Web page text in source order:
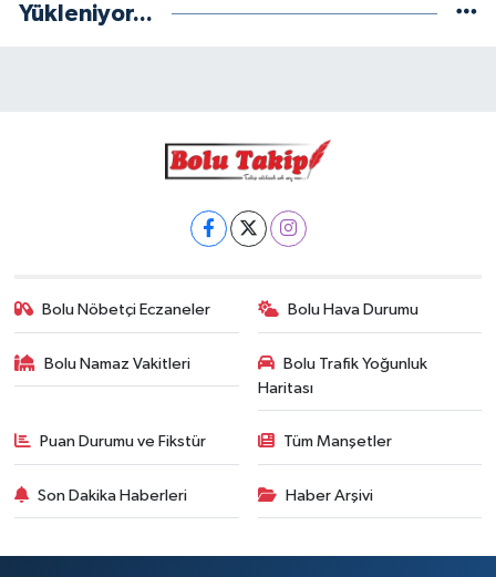
Yükleniyor...
Bolu Nöbetçi Eczaneler Bolu Hava Durumu
Bolu Namaz Vakitleri
Bolu Trafik Yoğunluk
Haritası
Puan Durumu ve Fikstür Tüm Manşetler
Son Dakika Haberleri Haber Arşivi